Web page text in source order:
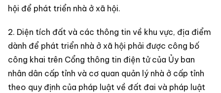
hội để phát triển nhà ở xã hội.
2. Diện tích đất và các thông tin về khu vực, địa điểm
dành để phát triển nhà ở xã hội phải được công bố
công khai trên Cổng thông tin điện tử của Ủy ban
nhân dân cấp tỉnh và cơ quan quản lý nhà ở cấp tỉnh
theo quy định của pháp luật về đất đai và pháp luật